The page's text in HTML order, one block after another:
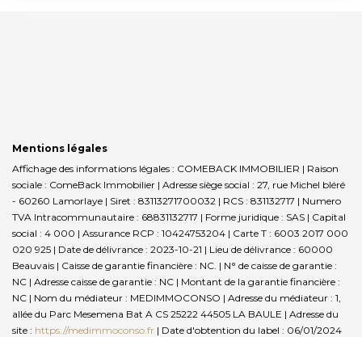
Mentions légales
Affichage des informations légales : COMEBACK IMMOBILIER | Raison
sociale : ComeBack Immobilier | Adresse siège social : 27, rue Michel bléré
- 60260 Lamorlaye | Siret : 83113271700032 | RCS : 831132717 | Numero
TVA Intracommunautaire : 68831132717 | Forme juridique : SAS | Capital
social : 4 000 | Assurance RCP : 10424753204 | Carte T : 6003 2017 000
020 925 | Date de délivrance : 2023-10-21 | Lieu de délivrance : 60000
Beauvais | Caisse de garantie financière : NC. | N° de caisse de garantie :
NC | Adresse caisse de garantie : NC | Montant de la garantie financière :
NC | Nom du médiateur : MEDIMMOCONSO | Adresse du médiateur : 1,
allée du Parc Mesemena Bat A CS 25222 44505 LA BAULE | Adresse du
site : https://medimmoconso.fr | Date d'obtention du label : 06/01/2024